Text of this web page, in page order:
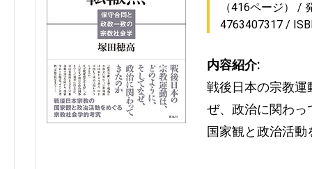
（416ページ）
4763407317
内容紹介:
戦後日本の宗教運
ぜ、政治に関わっ
国家観と政治活